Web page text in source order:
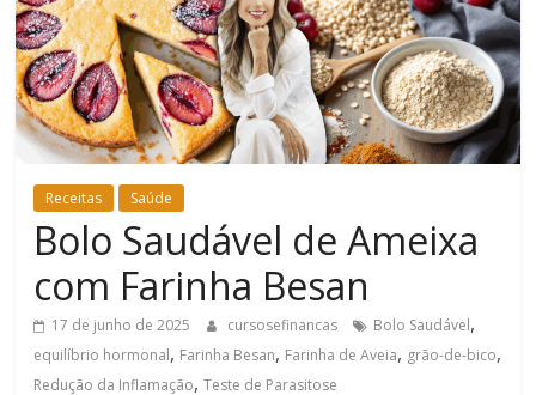
Estar
Receitas Saúde
Bolo Saudável de Ameixa
com Farinha Besan
17 de junho de 2025 cursosefinancas Bolo Saudável,
equilíbrio hormonal, Farinha Besan, Farinha de Aveia, grão-de-bico,
Redução da Inflamação,Teste de Parasitose